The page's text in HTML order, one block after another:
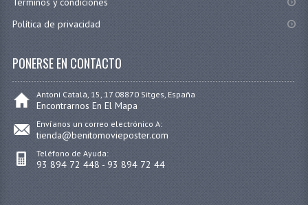
Política de privacidad
PONERSE EN CONTACTO
Antoni Catalá, 15, 17 08870 Sitges, España
Encontrarnos En El Mapa
Envíanos un correo electrónico A:
tienda@benitomovieposter.com
Teléfono de Ayuda:
93 894 72 448 - 93 894 72 44